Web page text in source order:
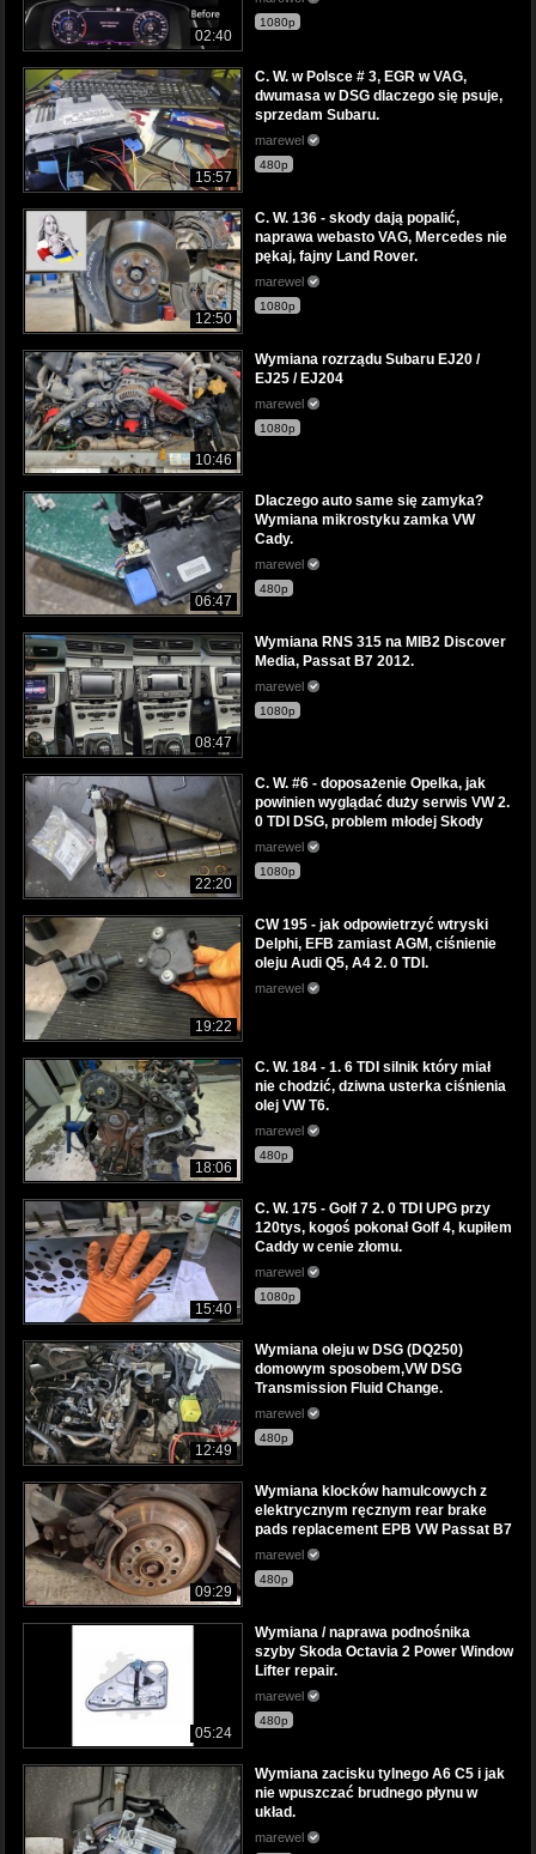
02:40
1080p
15:57
C. W. w Polsce # 3, EGR w VAG,
dwumasa w DSG dlaczego się psuje,
sprzedam Subaru.
marewel
480p
12:50
C. W. 136 - skody dają popalić,
naprawa webasto VAG, Mercedes nie
pękaj, fajny Land Rover.
marewel
1080p
10:46
Wymiana rozrządu Subaru EJ20 /
EJ25 / EJ204
marewel
1080p
06:47
Dlaczego auto same się zamyka?
Wymiana mikrostyku zamka VW
Cady.
marewel
480p
08:47
Wymiana RNS 315 na MIB2 Discover
Media, Passat B7 2012.
marewel
1080p
22:20
C. W. #6 - doposażenie Opelka, jak
powinien wyglądać duży serwis VW 2.
0 TDI DSG, problem młodej Skody
marewel
1080p
19:22
CW 195 - jak odpowietrzyć wtryski
Delphi, EFB zamiast AGM, ciśnienie
oleju Audi Q5, A4 2. 0 TDI.
marewel
18:06
C. W. 184 - 1. 6 TDI silnik który miał
nie chodzić, dziwna usterka ciśnienia
olej VW T6.
marewel
480p
15:40
C. W. 175 - Golf 7 2. 0 TDI UPG przy
120tys, kogoś pokonał Golf 4, kupiłem
Caddy w cenie złomu.
marewel
1080p
12:49
Wymiana oleju w DSG (DQ250)
domowym sposobem,VW DSG
Transmission Fluid Change.
marewel
480p
09:29
Wymiana klocków hamulcowych z
elektrycznym ręcznym rear brake
pads replacement EPB VW Passat B7
marewel
480p
05:24
Wymiana / naprawa podnośnika
szyby Skoda Octavia 2 Power Window
Lifter repair.
marewel
480p
Wymiana zacisku tylnego A6 C5 i jak
nie wpuszczać brudnego płynu w
układ.
marewel